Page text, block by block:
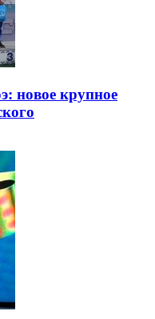
новое крупное